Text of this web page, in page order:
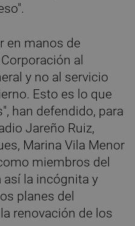
en manos de
al
y no al servicio
Esto es lo que
han defendido, para
Jareño Ruiz,
Marina Vila Menor
miembros del
así la incógnita y
planes del
renovación de los